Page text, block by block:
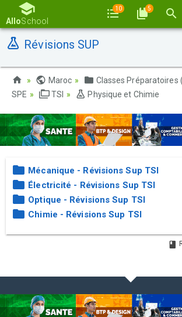
AlloSchool
10 5
Révisions SUP
Maroc
Classes Préparatoires
SPE
TSI Physique et Chimie
Mécanique - Révisions Sup TSI
Électricité - Révisions Sup TSI
Optique - Révisions Sup TSI
Chimie - Révisions Sup TSI